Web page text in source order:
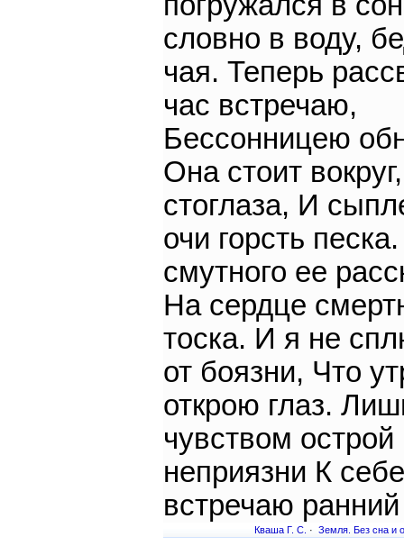
словно в воду,
чая. Теперь
час встречаю,
Бессонницею
Она стоит вокруг,
стоглаза, И
очи горсть
смутного ее
На сердце
тоска. И я не
от боязни, Что
открою глаз.
чувством острой
неприязни К
встречаю
Кваша Г. С. · Земля. Без сна и